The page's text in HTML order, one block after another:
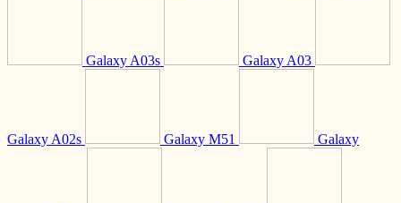
Galaxy A03s Galaxy A03
Galaxy A02s Galaxy M51 Galaxy